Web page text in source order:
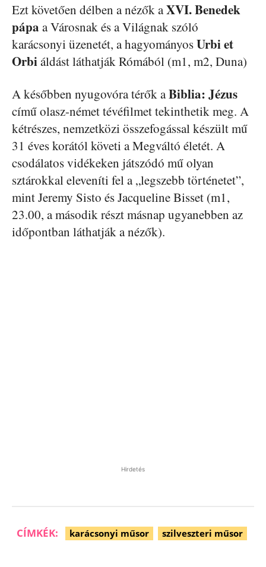
Ezt követően délben a nézők aXVI. Benedek
pápa a Városnak és a Világnak szóló
karácsonyi üzenetét, a hagyományosUrbi et
Orbiáldást láthatják Rómából (m1, m2, Duna)
A későbben nyugovóra térők aBiblia: Jézus
című olasz-német tévéfilmet tekinthetik meg. A
kétrészes, nemzetközi összefogással készült mű
31 éves korától követi a Megváltó életét. A
csodálatos vidékeken játszódó mű olyan
sztárokkal eleveníti fel a „legszebb történetet”,
mint Jeremy Sisto és Jacqueline Bisset (m1,
23.00, a második részt másnap ugyanebben az
időpontban láthatják a nézők).
Hirdetés
CÍMKÉK: karácsonyi műsor szilveszteri műsor